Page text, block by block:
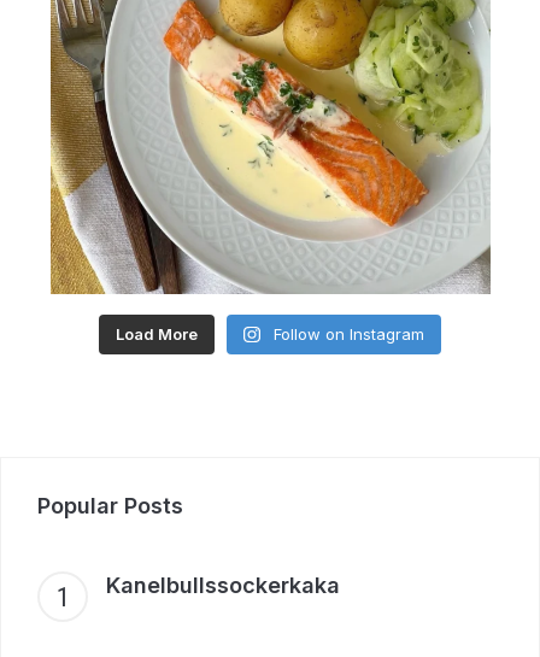
Load More Follow on Instagram
Popular Posts
Kanelbullssockerkaka